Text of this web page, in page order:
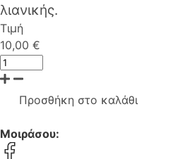
λιανικής.
Τιμή
10,00 €
Προσθήκη στο καλάθι
Μοιράσου: